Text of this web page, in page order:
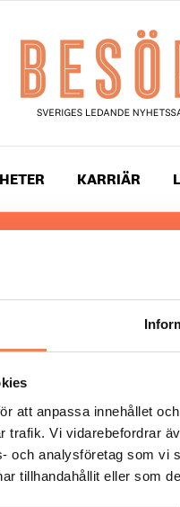
att anpassa innehållet
trafik. Vi vidarebefordrar
och analysföretag som
tillhandahållit eller som
KARRIÄR
du landets mest
Besöksliv i sin
Allt material på
enligt lagen